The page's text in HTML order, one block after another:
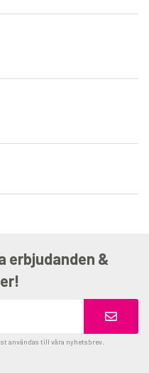
erbjudanden &
användas till våra nyhetsbrev.